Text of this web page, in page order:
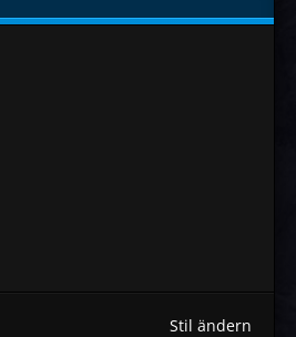
Stil ändern